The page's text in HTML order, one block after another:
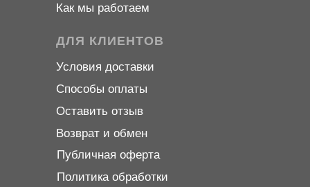
ДЛЯ КЛИЕНТОВ
Условия доставки
Возврат и обмен
Способы оплаты
Оставить отзыв
Как мы работаем
Публичная оферта
Политика обработки